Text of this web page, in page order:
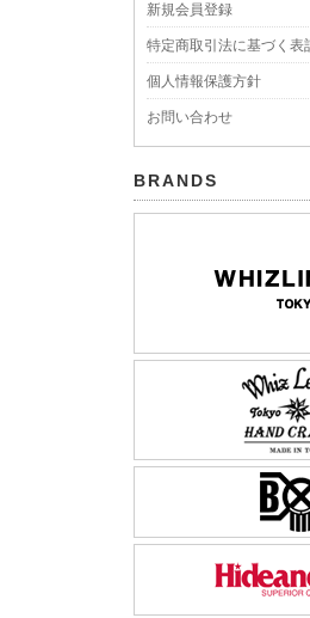
新規会員登録
特定商取引法に基づく表
個人情報保護方針
お問い合わせ
BRANDS